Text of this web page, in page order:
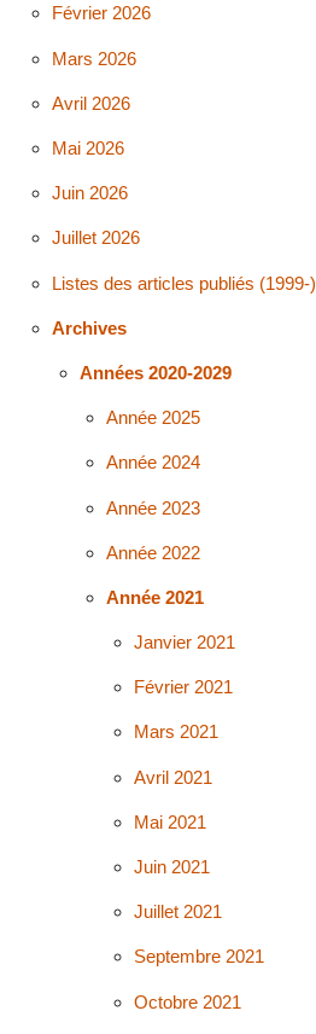
Février 2026
Mars 2026
Avril 2026
Mai 2026
Juin 2026
Juillet 2026
Listes des articles publiés (1999-)
Archives
Années 2020-2029
Année 2025
Année 2024
Année 2023
Année 2022
Année 2021
Janvier 2021
Février 2021
Mars 2021
Avril 2021
Mai 2021
Juin 2021
Juillet 2021
Septembre 2021
Octobre 2021